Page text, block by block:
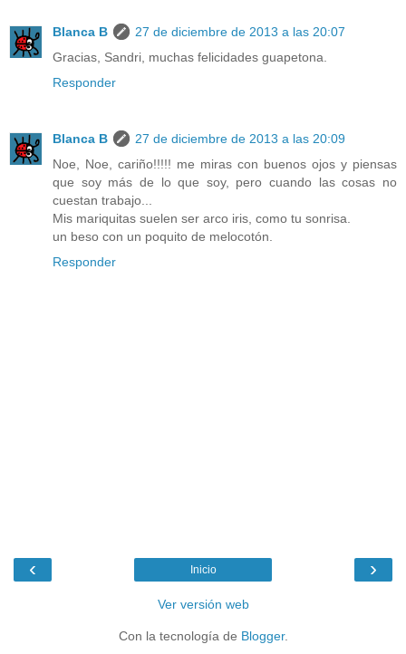
Blanca B
27 de diciembre de 2013 a las 20:07
Gracias, Sandri, muchas felicidades guapetona.
Responder
Blanca B
27 de diciembre de 2013 a las 20:09
Noe, Noe, cariño!!!!! me miras con buenos ojos y piensas
que soy más de lo que soy, pero cuando las cosas no
cuestan trabajo...
Mis mariquitas suelen ser arco iris, como tu sonrisa.
un beso con un poquito de melocotón.
Responder
‹ ›
Inicio
Ver versión web
Con la tecnología de Blogger.